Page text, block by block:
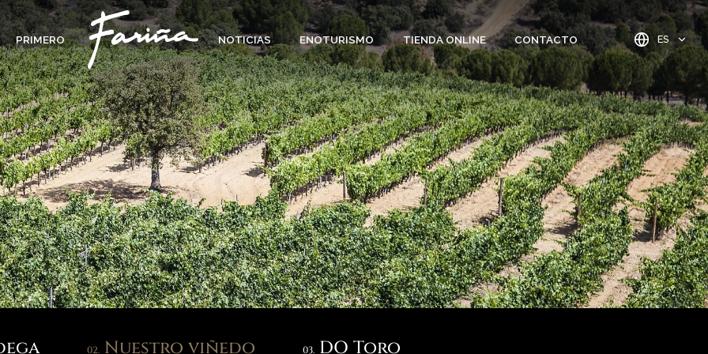
PRIMERO CONTACTO
TIENDA ONLINE
ENOTURISMO
NOTICIAS ES
02. Nuestro viñedo 03. DO Toro